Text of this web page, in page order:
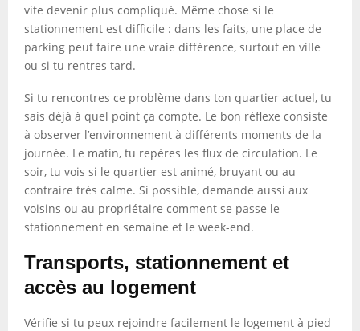
vite devenir plus compliqué. Même chose si le
stationnement est difficile : dans les faits, une place de
parking peut faire une vraie différence, surtout en ville
ou si tu rentres tard.
Si tu rencontres ce problème dans ton quartier actuel, tu
sais déjà à quel point ça compte. Le bon réflexe consiste
à observer l’environnement à différents moments de la
journée. Le matin, tu repères les flux de circulation. Le
soir, tu vois si le quartier est animé, bruyant ou au
contraire très calme. Si possible, demande aussi aux
voisins ou au propriétaire comment se passe le
stationnement en semaine et le week-end.
Transports, stationnement et
accès au logement
Vérifie si tu peux rejoindre facilement le logement à pied